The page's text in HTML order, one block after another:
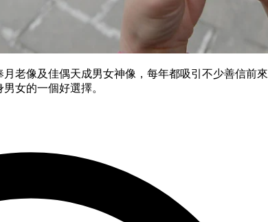
老像及佳偶天成男女神像，每年都吸引不少善信前來
女的一個好選擇。